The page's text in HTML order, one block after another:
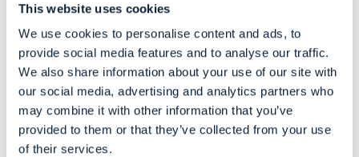
This website uses cookies
We use cookies to personalise content and ads, to
provide social media features and to analyse our traffic.
We also share information about your use of our site with
our social media, advertising and analytics partners who
may combine it with other information that you’ve
provided to them or that they’ve collected from your use
of their services.
Over De Graaf Mobiliteit B.V. en Eli Noord-Holland
De Graaf Mobiliteit is al meer dan 30 jaar een vertrouwd
adres en officieel Eli Electric Vehicles dealer.
Wij staan garant voor een professionele afhandeling en
uitstekende aftersales.
Kies voor De Graaf Mobiliteit en ervaar de zekerheid van
kwaliteit en service!- officieel Eli Electric Vehicles brommobiel
dealer met twee eigen vestigingen
- gespecialiseerd in de in- en verkoop van nieuwe en